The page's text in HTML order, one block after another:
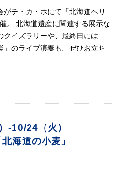
チ・カ・ホにて「北海道ヘリ
。 北海道遺産に関連する展示な
クイズラリーや、最終日には
」のライブ演奏も。ぜひお立ち
-10/24（火）
海道の小麦」